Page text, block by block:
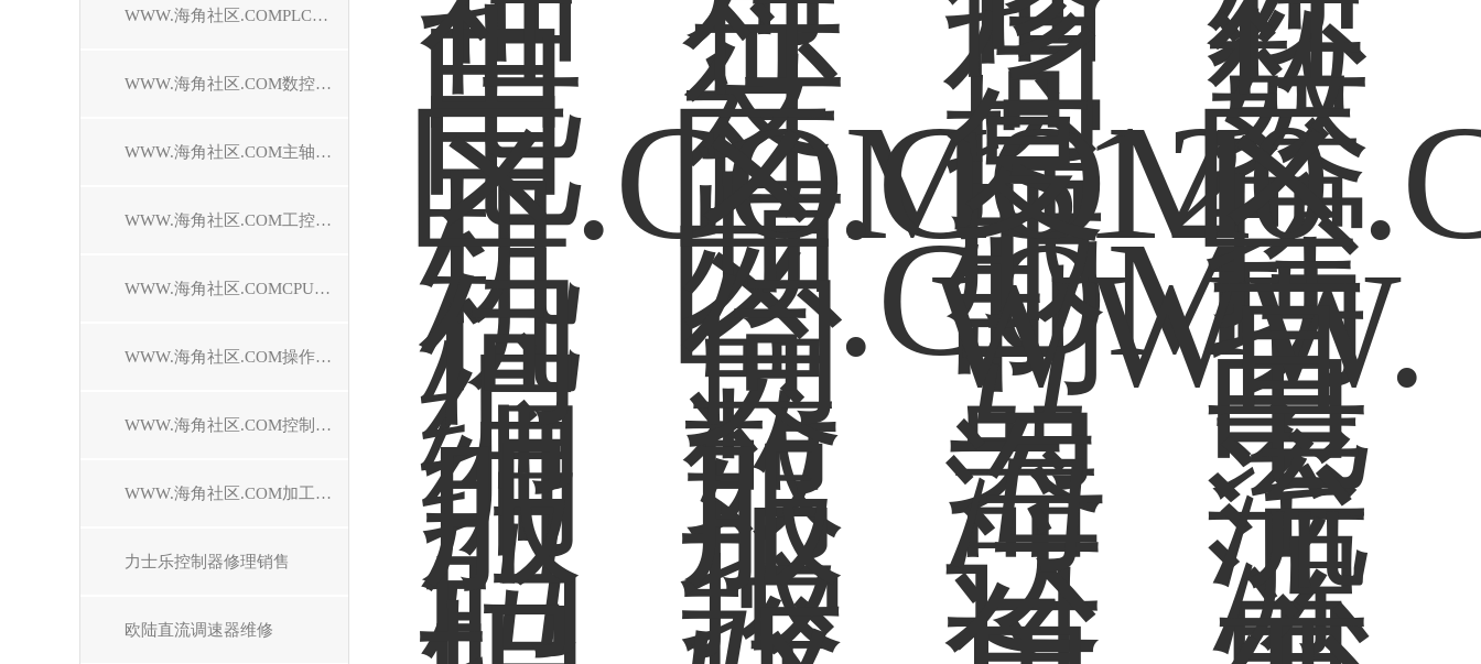
WWW.海角社区.COMPLC模块维修
WWW.海角社区.COM数控系统维修
WWW.海角社区.COM主轴电机维修
WWW.海角社区.COM工控机维修
WWW.海角社区.COMCPU模块维修中心
WWW.海角社区.COM操作面板维修
WWW.海角社区.COM控制器维修
WWW.海角社区.COM加工中心维修
力士乐控制器修理销售
欧陆直流调速器维修